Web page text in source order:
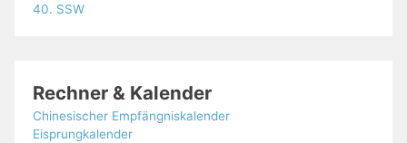
40. SSW
Rechner & Kalender
Chinesischer Empfängniskalender
Eisprungkalender